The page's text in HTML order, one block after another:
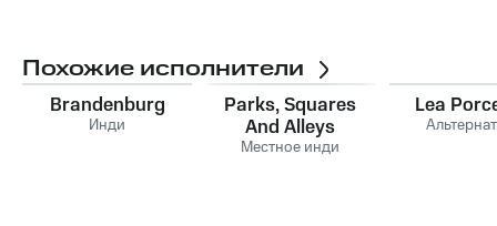
Похожие исполнители
Brandenburg
Инди
Parks, Squares
And Alleys
Местное инди
Lea